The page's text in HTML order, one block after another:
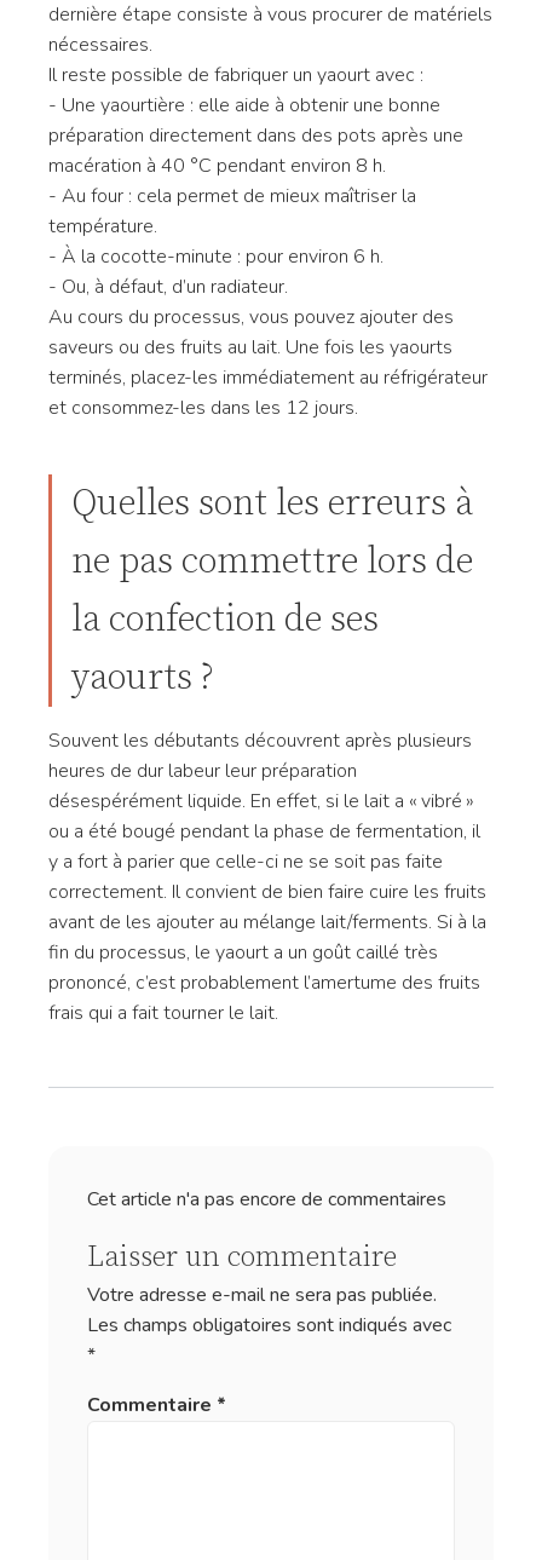
dernière étape consiste à vous procurer de matériels
nécessaires.
Il reste possible de fabriquer un yaourt avec :
- Une yaourtière : elle aide à obtenir une bonne
préparation directement dans des pots après une
macération à 40 °C pendant environ 8 h.
- Au four : cela permet de mieux maîtriser la
température.
- À la cocotte-minute : pour environ 6 h.
- Ou, à défaut, d’un radiateur.
Au cours du processus, vous pouvez ajouter des
saveurs ou des fruits au lait. Une fois les yaourts
terminés, placez-les immédiatement au réfrigérateur
et consommez-les dans les 12 jours.
Quelles sont les erreurs à
ne pas commettre lors de
la confection de ses
yaourts ?
Souvent les débutants découvrent après plusieurs
heures de dur labeur leur préparation
désespérément liquide. En effet, si le lait a « vibré »
ou a été bougé pendant la phase de fermentation, il
y a fort à parier que celle-ci ne se soit pas faite
correctement. Il convient de bien faire cuire les fruits
avant de les ajouter au mélange lait/ferments. Si à la
fin du processus, le yaourt a un goût caillé très
prononcé, c’est probablement l’amertume des fruits
frais qui a fait tourner le lait.
Cet article n'a pas encore de commentaires
Laisser un commentaire
Votre adresse e-mail ne sera pas publiée.
Les champs obligatoires sont indiqués avec
*
Commentaire *